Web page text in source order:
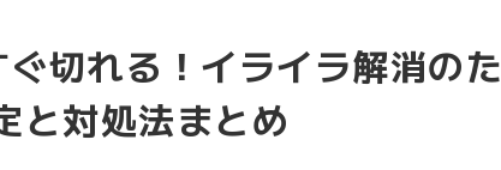
切れる！イライラ解消の
と対処法まとめ